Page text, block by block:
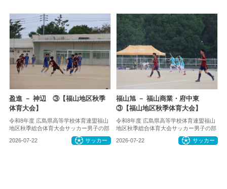
盈進 － 神辺 ③【福山地区秋季
体育大会】
令和8年度 広島県高等学校体育連盟福山
地区秋季総合体育大会サッカー男子の部
2026-07-22 サッカー
福山旭 － 福山商業・府中東
③【福山地区秋季体育大会】
令和8年度 広島県高等学校体育連盟福山
地区秋季総合体育大会サッカー男子の部
2026-07-22 サッカー